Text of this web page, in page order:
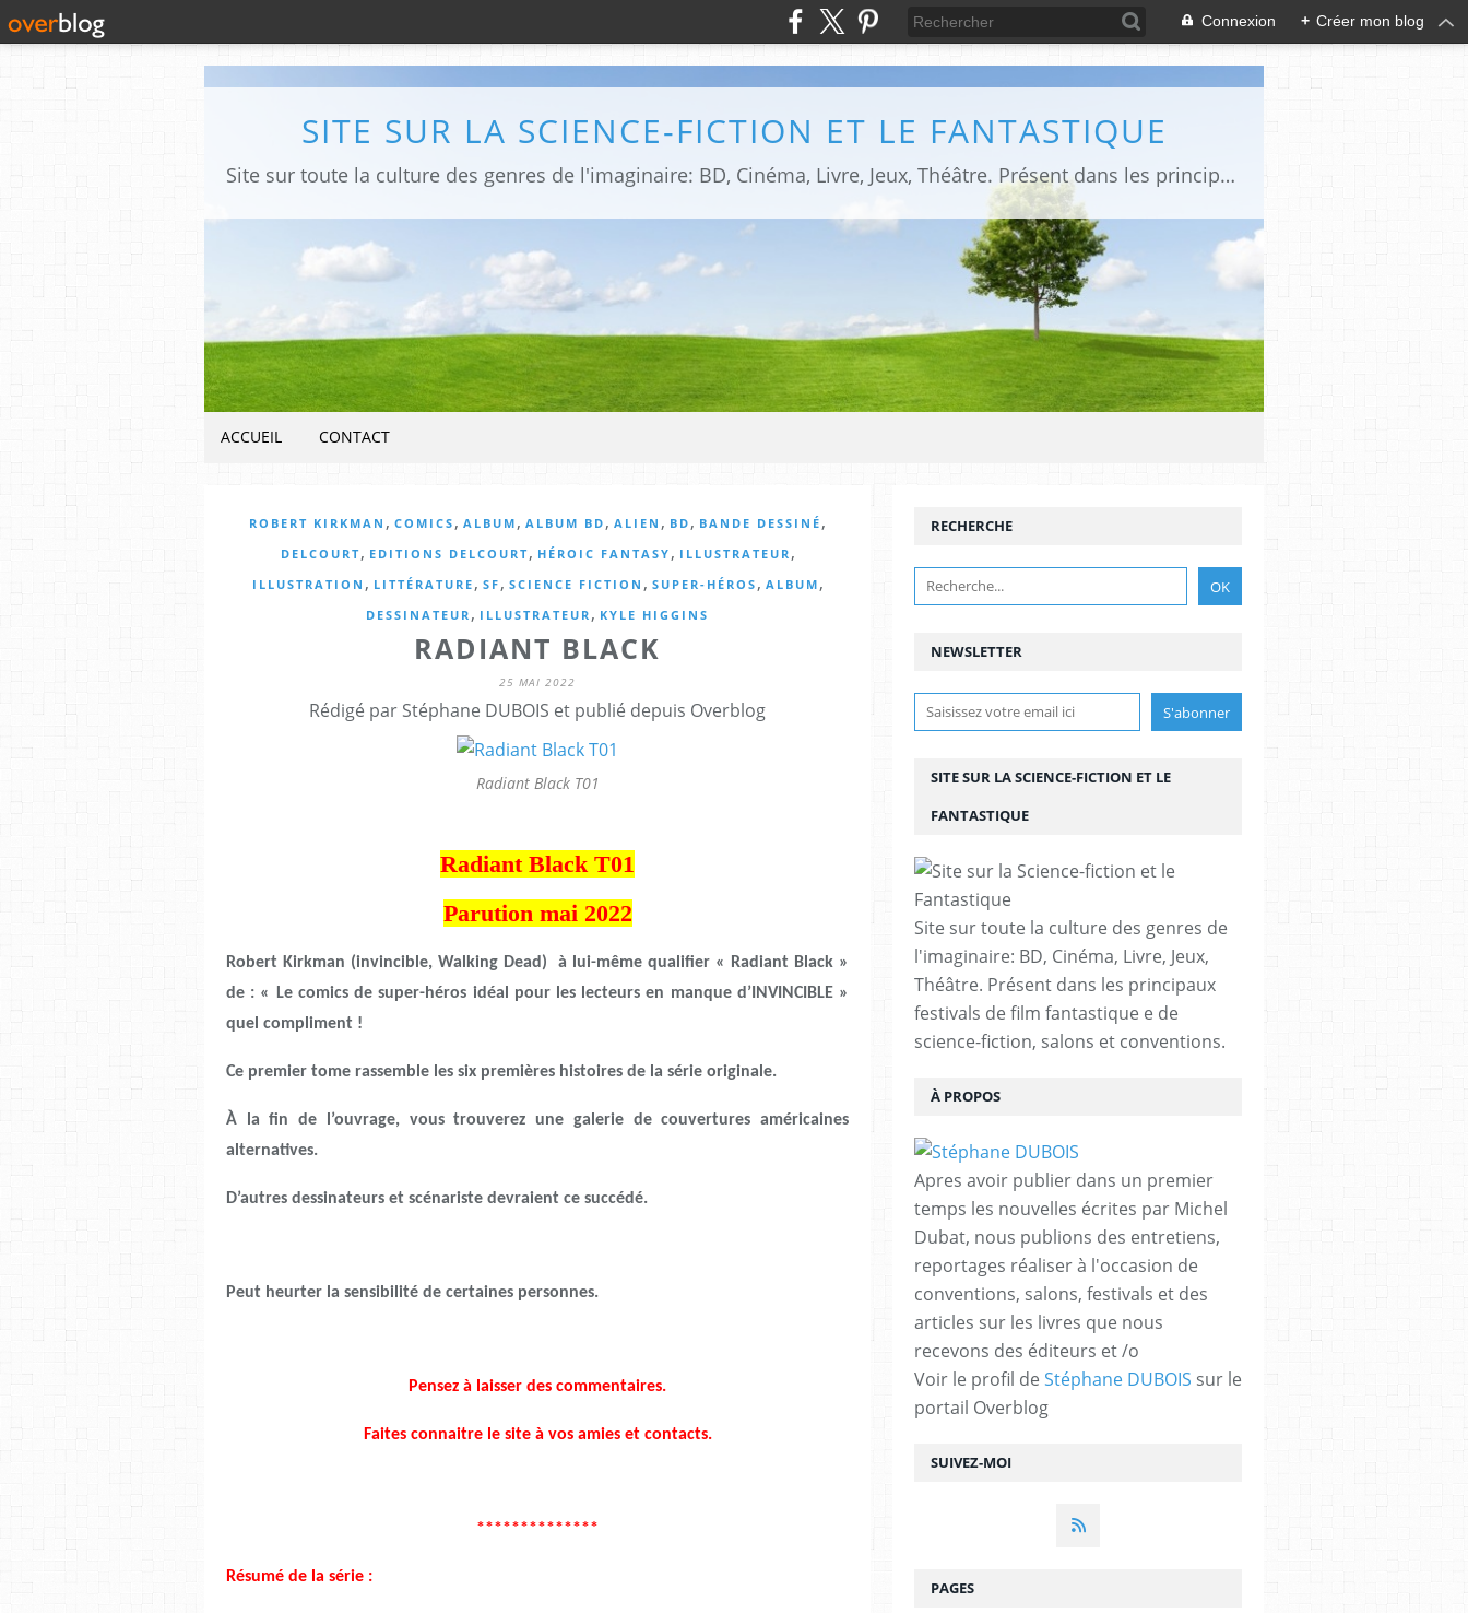
Connexion + Créer mon blog
SITE SUR LA SCIENCE-FICTION ET LE FANTASTIQUE
Site sur toute la culture des genres de l'imaginaire: BD, Cinéma, Livre, Jeux, Théâtre. Présent dans les principaux festivals de film fantastique e de science-fiction, salons et conventions.
ACCUEIL CONTACT
ROBERT KIRKMAN , COMICS , ALBUM , ALBUM BD , ALIEN , BD , BANDE DESSINÉ ,
DELCOURT, EDITIONS DELCOURT, HÉROIC FANTASY , ILLUSTRATEUR ,
ILLUSTRATION , LITTÉRATURE , SF , SCIENCE FICTION , SUPER-HÉROS , ALBUM ,
DESSINATEUR , ILLUSTRATEUR , KYLE HIGGINS
RADIANT BLACK
25 MAI 2022
Rédigé par Stéphane DUBOIS et publié depuis Overblog
Radiant Black T01
Radiant Black T01
Parution mai 2022
Robert Kirkman (invincible, Walking Dead) à lui-même qualifier « Radiant Black »
de : « Le comics de super-héros idéal pour les lecteurs en manque d’INVINCIBLE »
quel compliment !
Ce premier tome rassemble les six premières histoires de la série originale.
À la fin de l’ouvrage, vous trouverez une galerie de couvertures américaines
alternatives.
D’autres dessinateurs et scénariste devraient ce succédé.
Peut heurter la sensibilité de certaines personnes.
Pensez à laisser des commentaires.
Faites connaitre le site à vos amies et contacts.
**************
Résumé de la série :
NEWSLETTER
SUIVEZ-MOI
RECHERCHE
SITE SUR LA SCIENCE-FICTION ET LE
FANTASTIQUE
Site sur toute la culture des genres de
l'imaginaire: BD, Cinéma, Livre, Jeux,
Théâtre. Présent dans les principaux
festivals de film fantastique e de
science-fiction, salons et conventions.
À PROPOS
Apres avoir publier dans un premier
temps les nouvelles écrites par Michel
Dubat, nous publions des entretiens,
reportages réaliser à l'occasion de
conventions, salons, festivals et des
articles sur les livres que nous
recevons des éditeurs et /o
Voir le profil de Stéphane DUBOIS sur le
portail Overblog
PAGES